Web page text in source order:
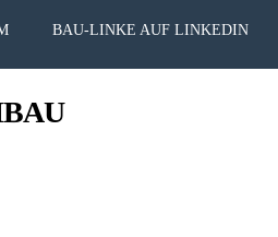
BAU-LINKE AUF LINKEDIN